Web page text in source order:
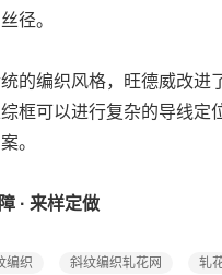
径。
的编织风格，旺德威改进
框可以进行复杂的导线定
。
· 来样定做
编织 斜纹编织轧花网 轧